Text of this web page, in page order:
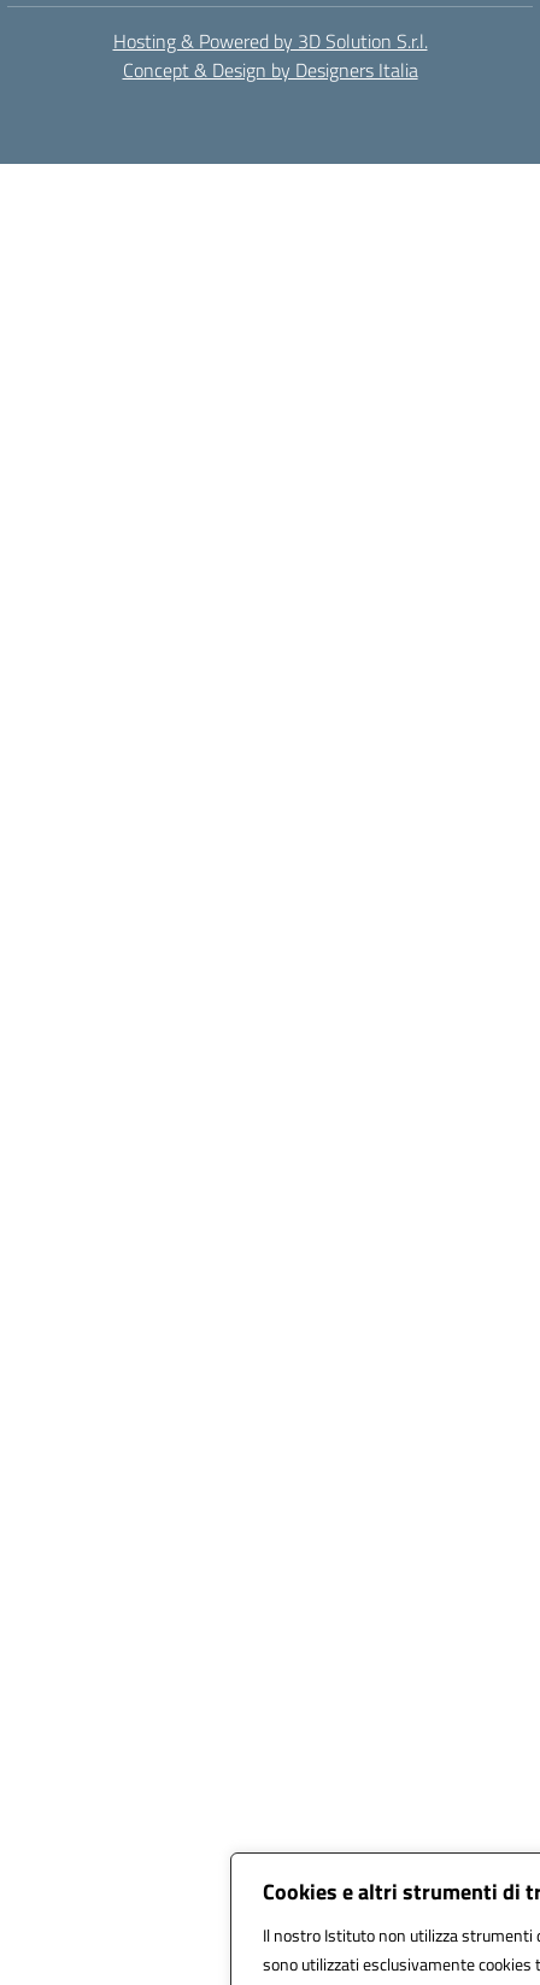
Cookies e altri strumenti di
Il nostro Istituto non utilizza strumenti
sono utilizzati esclusivamente cookies
Hosting & Powered by 3D Solution S.r.l.
Concept & Design by Designers Italia